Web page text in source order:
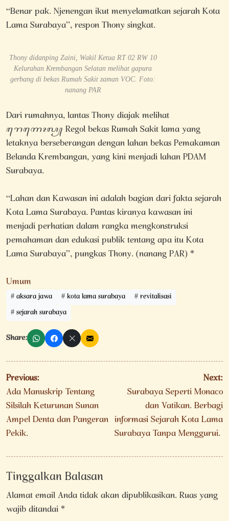
“Benar pak. Njenengan ikut menyelamatkan sejarah Kota
Lama Surabaya”, respon Thony singkat.
Thony didanping Zaini, Wakil Ketua RT 02 RW 10
Kelurahan Krembangan Selatan melihat gapura
gerbang di bekas Rumah Sakit zaman VOC. Foto:
nanang PAR
Dari rumahnya, lantas Thony diajak melihat
ꦫꦺꦒꦺꦴꦭ꧀ Regol bekas Rumah Sakit lama yang
letaknya berseberangan dengan lahan bekas Pemakaman
Belanda Krembangan, yang kini menjadi lahan PDAM
Surabaya.
“Lahan dan Kawasan ini adalah bagian dari fakta sejarah
Kota Lama Surabaya. Pantas kiranya kawasan ini
menjadi perhatian dalam rangka mengkonstruksi
pemahaman dan edukasi publik tentang apa itu Kota
Lama Surabaya”, pungkas Thony. (nanang PAR) *
Umum
aksara jawa kota lama surabaya
revitalisasi
sejarah surabaya
Share:
Navigasi
pos
Previous:
Ada Manuskrip Tentang
Silsilah Keturunan Sunan
Ampel Denta dan Pangeran
Pekik.
Next:
Surabaya Seperti Monaco
dan Vatikan. Berbagi
informasi Sejarah Kota Lama
Surabaya Tanpa Menggurui.
Tinggalkan Balasan
Alamat email Anda tidak akan dipublikasikan.Ruas yang
wajib ditandai*